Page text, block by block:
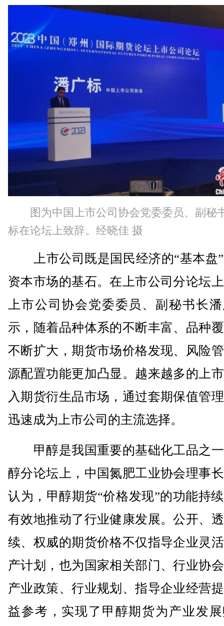
图为中国上市公司协会党委委员、副秘
标在论坛上致辞。经晓佳 摄
上市公司既是国民经济的“基本盘
资本市场的基石。在上市公司分论坛
上市公司协会党委委员、副秘书长
示，随着品种体系的不断丰富、品种
不断扩大，期货市场价格发现、风险
源配置功能更加凸显。越来越多的上
入期货衍生品市场，通过套期保值管
迅速成为上市公司的主流选择。
甲醇是我国重要的基础化工品之
醇分论坛上，中国氮肥工业协会理事
认为，甲醇期货“价格发现”的功能持
有效地推动了行业健康发展。公开、
续、权威的期货价格不仅指导企业灵
产计划，也为国家相关部门、行业协
产业政策、行业规划、指导企业经营
益参考，实现了甲醇期货为产业发